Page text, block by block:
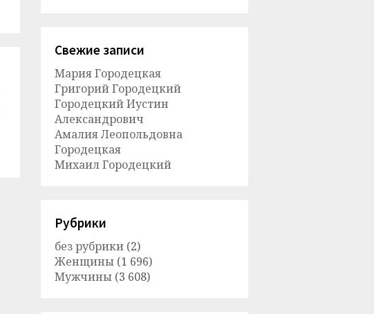
Свежие записи
Мария Городецкая
Григорий Городецкий
Городецкий Иустин
Александрович
Амалия Леопольдовна
Городецкая
Михаил Городецкий
Рубрики
без рубрики (2)
Женщины (1 696)
Мужчины (3 608)